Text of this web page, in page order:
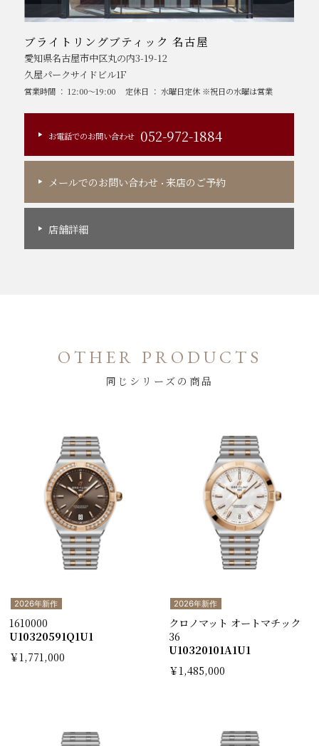
ブライトリングブティック 名古屋
愛知県名古屋市中区丸の内3-19-12
久屋パークサイドビル1F
営業時間 ： 12:00～19:00 定休日 ： 水曜日定休 ※祝日の水曜は営業
お電話でのお問い合わせ 052-972-1884
メールでのお問い合わせ ・来店のご予約
店舗詳細
OTHER PRODUCTS
同じシリーズの商品
2026年新作
1610000
U10320591Q1U1
￥1,771,000
2026年新作
クロノマット オートマチック
36
U10320101A1U1
￥1,485,000